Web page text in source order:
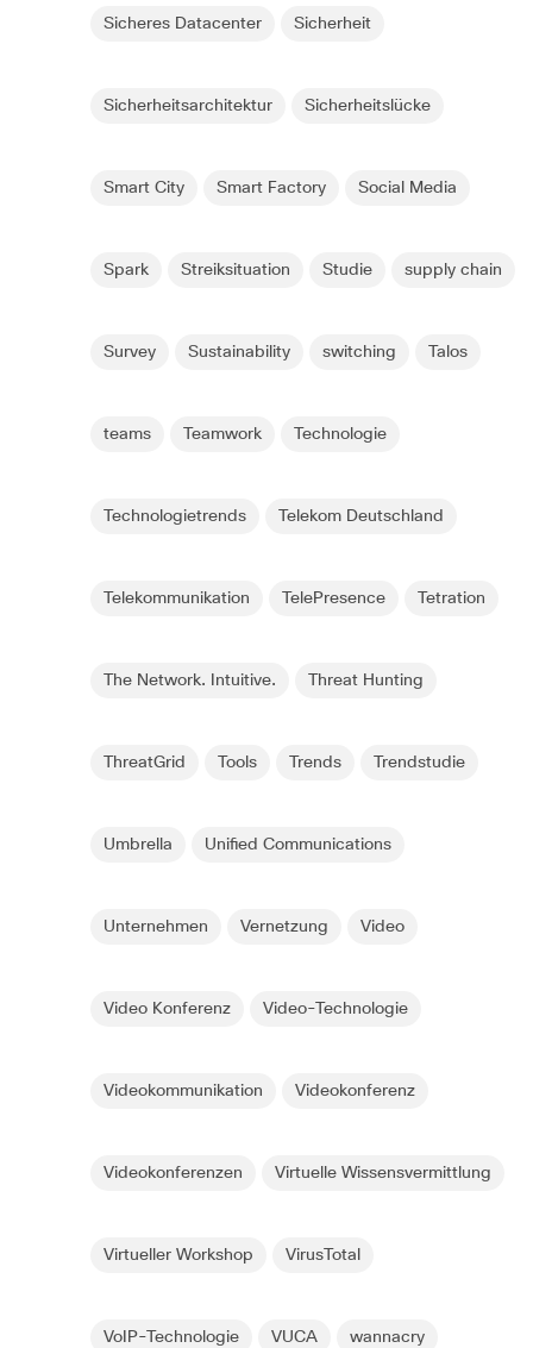
Sicheres Datacenter Sicherheit
Sicherheitsarchitektur Sicherheitslücke
Smart City Smart Factory Social Media
Spark Streiksituation Studie supply chain
Survey Sustainability switching Talos
teams Teamwork Technologie
Technologietrends Telekom Deutschland
Telekommunikation TelePresence Tetration
The Network. Intuitive. Threat Hunting
ThreatGrid Tools Trends Trendstudie
Umbrella Unified Communications
Unternehmen Vernetzung Video
Video Konferenz Video-Technologie
Videokommunikation Videokonferenz
Videokonferenzen Virtuelle Wissensvermittlung
Virtueller Workshop VirusTotal
VoIP-Technologie VUCA wannacry